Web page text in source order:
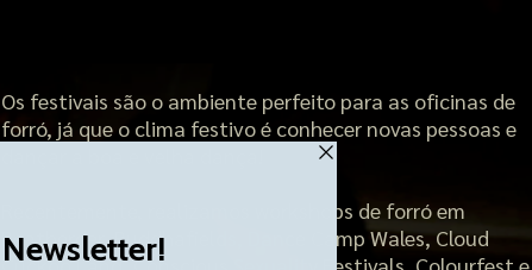
Os festivais são o ambiente perfeito para as oficinas de
forró, já que o clima festivo é conhecer novas pessoas e
Recentemente, realizamos workshops de forró em
Beatherder, Buddhafields, Dance Camp Wales, Cloud